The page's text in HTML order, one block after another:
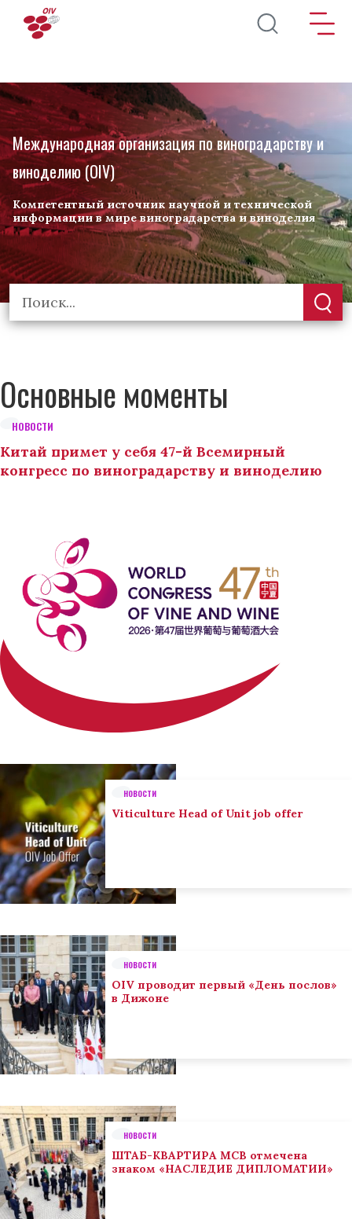
Перейти к основному содержанию
Международная организация по виноградарству и
виноделию (OIV)
Компетентный источник научной и технической
информации в мире виноградарства и виноделия
Основные моменты
НОВОСТИ
Китай примет у себя 47-й Всемирный
конгресс по виноградарству и виноделию
НОВОСТИ
Viticulture Head of Unit job offer
НОВОСТИ
OIV проводит первый «День послов»
в Дижоне
НОВОСТИ
ШТАБ-КВАРТИРА МСВ отмечена
знаком «НАСЛЕДИЕ ДИПЛОМАТИИ»